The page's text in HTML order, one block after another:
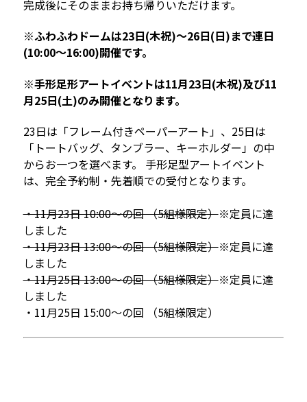
完成後にそのままお持ち帰りいただけます。
※ふわふわドームは23日(木祝)〜26日(日)まで連日
(10:00〜16:00)開催です。
※手形足形アートイベントは11月23日(木祝)及び11
月25日(土)のみ開催となります。
23日は「フレーム付きペーパーアート」、25日は
「トートバッグ、タンブラー、キーホルダー」の中
からお一つを選べます。 手形足型アートイベント
は、完全予約制・先着順での受付となります。
・11月23日 10:00〜の回 （5組様限定）※定員に達
しました
・11月23日 13:00〜の回 （5組様限定）※定員に達
しました
・11月25日 13:00〜の回 （5組様限定）※定員に達
しました
・11月25日 15:00〜の回 （5組様限定）